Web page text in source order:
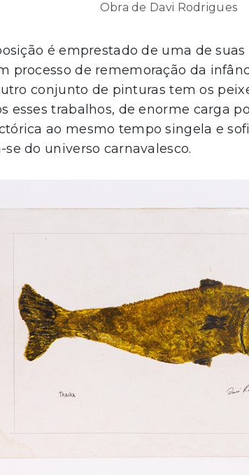
Obra de Davi Rodrigues
é emprestado de uma de suas
processo de rememoração da
conjunto de pinturas tem os
esses trabalhos, de enorme carga
ao mesmo tempo singela e
do universo carnavalesco.